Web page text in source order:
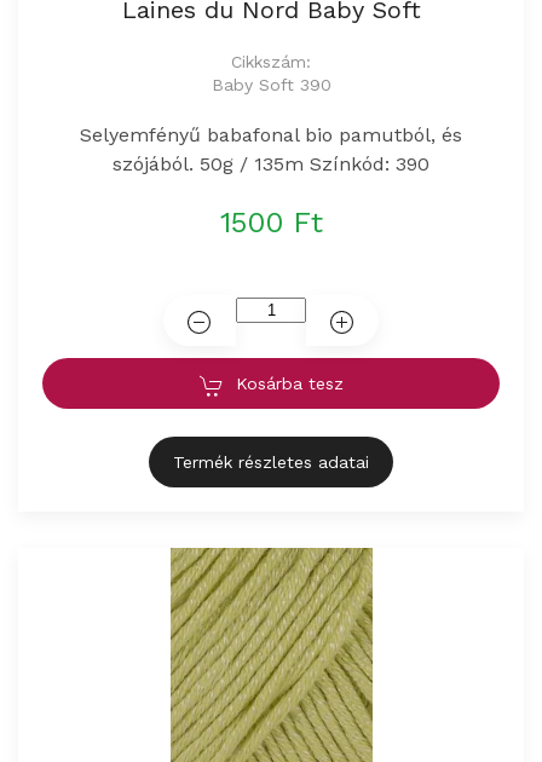
Laines du Nord Baby Soft
Cikkszám:
Baby Soft 390
Selyemfényű babafonal bio pamutból, és
szójából. 50g / 135m Színkód: 390
1500 Ft
Kosárba tesz
Termék részletes adatai